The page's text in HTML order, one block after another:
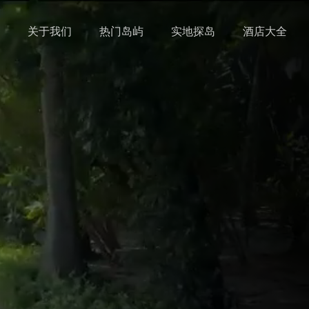
关于我们 热门岛屿 实地探岛 酒店大全